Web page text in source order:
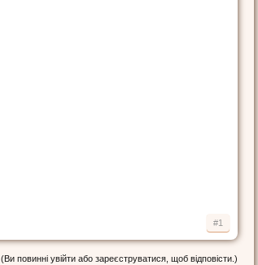
#1
(Ви повинні увійти або зареєструватися, щоб відповісти.)